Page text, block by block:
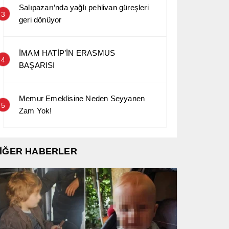
3
Salıpazarı’nda yağlı pehlivan güreşleri
geri dönüyor
4
İMAM HATİP’İN ERASMUS
BAŞARISI
5
Memur Emeklisine Neden Seyyanen
Zam Yok!
HABERLER